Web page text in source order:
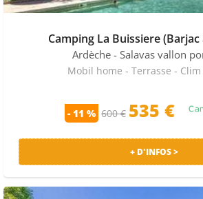
Camping La Buissiere (Barjac
Ardèche - Salavas vallon
Mobil home - Terrasse - Clim
- 11 % 600 € 535 €
+ D'INFOS >